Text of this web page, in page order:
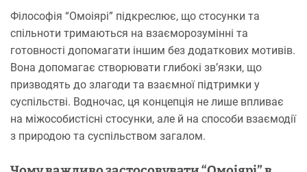
Філософія “Омоіярі” підкреслює, що стосунки та
спільноти тримаються на взаєморозумінні та
готовності допомагати іншим без додаткових мотивів.
Вона допомагає створювати глибокі зв’язки, що
призводять до злагоди та взаємної підтримки у
суспільстві. Водночас, ця концепція не лише впливає
на міжособистісні стосунки, але й на способи взаємодії
з природою та суспільством загалом.